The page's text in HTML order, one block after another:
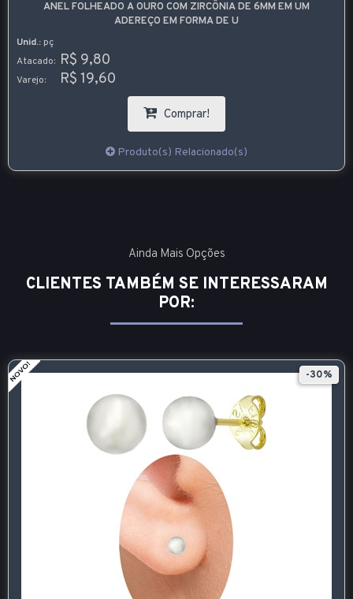
ANEL FOLHEADO A OURO COM ZIRCÔNIA DE 6MM EM UM
ADEREÇO EM FORMA DE U
Unid.: pç
Atacado: R$ 9,80
Varejo: R$ 19,60
Comprar!
Produto(s) Relacionado(s)
Ainda Mais Opções
CLIENTES TAMBÉM SE INTERESSARAM
POR:
-30%